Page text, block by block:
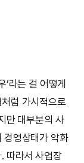
라는 걸 어떻게
럼 가시적으로
만 대부분의 사
경영상태가 악화
따라서 사업장